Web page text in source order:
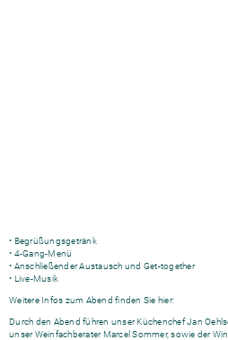
• Begrüßungsgetränk
• 4-Gang-Menü
• Anschließender Austausch und Get-together
• Live-Musik
Weitere Infos zum Abend finden Sie hier:
Durch den Abend führen unser Küchenchef Jan
unser Weinfachberater Marcel Sommer, sowie der